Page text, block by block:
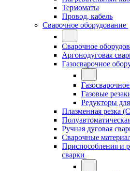
Термоматы
Провод, кабель
Сварочное оборудование
Сварочное
Аргонодуговая
Газосварочное
Газовые
Редукторы
Плазменная резка
Ручная дуговая
Сварочные
Приспособления и
сварки